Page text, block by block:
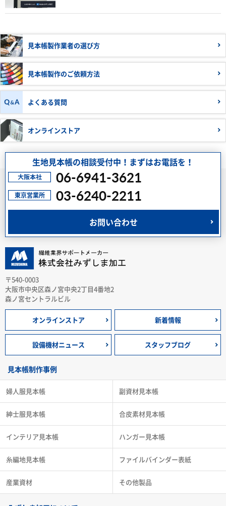
見本帳製作業者の選び方
見本帳製作のご依頼方法
よくある質問
オンラインストア
生地見本帳の相談受付中！まずはお電話を！
06-6941-3621
03-6240-2211
お問い合わせ
〒540-0003
大阪市中央区森ノ宮中央2丁目4番地2
森ノ宮セントラルビル
オンラインストア 新着情報
設備機材ニュース スタッフブログ
見本帳制作事例
婦人服見本帳
紳士服見本帳
インテリア見本帳
糸編地見本帳
産業資材
副資材見本帳
合皮素材見本帳
ハンガー見本帳
ファイルバインダー表紙
その他製品